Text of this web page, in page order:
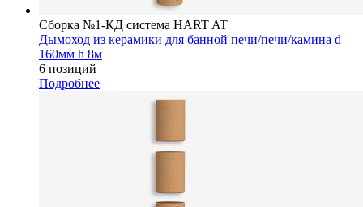
Сборка №1-КД система HART AT
Дымоход из керамики для банной печи/печи/камина d
160мм h 8м
6 позиций
Подробнее